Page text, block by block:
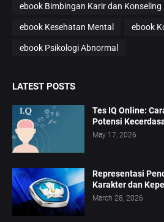
ebook Bimbingan Karir dan Konseling
ebook Kesehatan Mental ebook
ebook Psikologi Abnormal
LATEST POSTS
Tes IQ Online:
Potensi
May 17, 2026
Representasi
Karakter dan
March 28, 2026